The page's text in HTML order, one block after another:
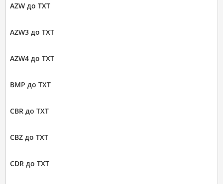
AZW до TXT
AZW3 до TXT
AZW4 до TXT
BMP до TXT
CBR до TXT
CBZ до TXT
CDR до TXT